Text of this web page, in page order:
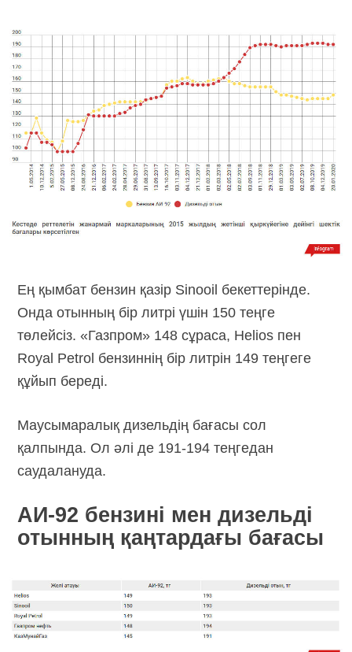
Ең қымбат бензин қазір Sinooil бекеттерінде.
Онда отынның бір литрі үшін 150 теңге
төлейсіз. «Газпром» 148 сұраса, Helios пен
Royal Petrol бензиннің бір литрін 149 теңгеге
құйып береді.
Маусымаралық дизельдің бағасы сол
қалпында. Ол әлі де 191-194 теңгедан
саудалануда.
АИ-92 бензині мен дизельді
отынның қаңтардағы бағасы